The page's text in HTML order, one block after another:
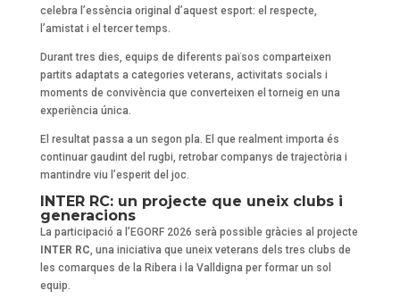
celebra l’essència original d’aquest esport: el respecte,
l’amistat i el tercer temps.
Durant tres dies, equips de diferents països comparteixen
partits adaptats a categories veterans, activitats socials i
moments de convivència que converteixen el torneig en una
experiència única.
El resultat passa a un segon pla. El que realment importa és
continuar gaudint del rugbi, retrobar companys de trajectòria i
mantindre viu l’esperit del joc.
INTER RC: un projecte que uneix clubs i
generacions
La participació a l’EGORF 2026 serà possible gràcies al projecte
INTER RC, una iniciativa que uneix veterans dels tres clubs de
les comarques de la Ribera i la Valldigna per formar un sol
equip.